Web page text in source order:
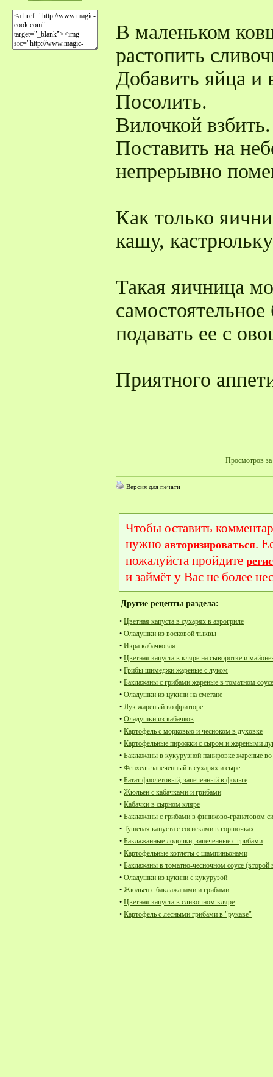
В маленьком
растопить
Добавить яйца и
Посолить.
Вилочкой взбить.
Поставить на
непрерывно
Как только
кашу,
Такая яичница
подавать ее с
Приятного
Просмотров за
Версия для печати
Чтобы оставить
нужно авторизироваться.
пожалуйста пройдите
и займёт у Вас не более
Другие рецепты раздела:
• Цветная капуста в сухарях в аэрогриле
• Оладушки из восковой тыквы
• Икра кабачковая
• Цветная капуста в кляре на сыворотке и
• Грибы шимеджи жареные с луком
• Баклажаны с грибами жареные в томатном соусе
• Оладушки из цукини на сметане
• Лук жареный во фритюре
• Оладушки из кабачков
• Картофель с морковью и чесноком в духовке
• Картофельные пирожки с сыром и жареными
• Баклажаны в кукурузной панировке жареные
• Фенхель запеченный в сухарях и сыре
• Батат фиолетовый, запеченный в фольге
• Жюльен с кабачками и грибами
• Кабачки в сырном кляре
• Баклажаны с грибами в финиково-гранатовом
• Тушеная капуста с сосисками в горшочках
• Баклажанные лодочки, запеченные с грибами
• Картофельные котлеты с шампиньонами
• Баклажаны в томатно-чесночном соусе (второй
• Оладушки из цукини с кукурузой
• Жюльен с баклажанами и грибами
• Цветная капуста в сливочном кляре
• Картофель с лесными грибами в "рукаве"